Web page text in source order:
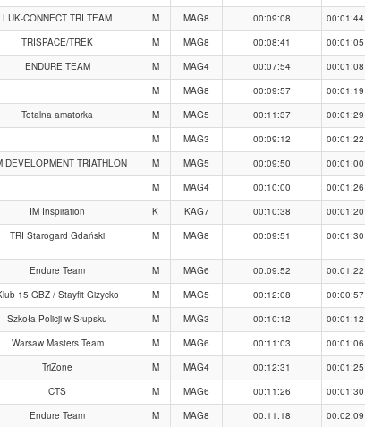
LUK-CONNECT TRI TEAM M MAG8 00:09:08 00:01:44
TRISPACE/TREK M MAG8 00:08:41 00:01:05
ENDURE TEAM M MAG4 00:07:54 00:01:08
M MAG8 00:09:57 00:01:19
Totalna amatorka M MAG5 00:11:37 00:01:29
M MAG3 00:09:12 00:01:22
DEVELOPMENT TRIATHLON M MAG5 00:09:50 00:01:00
M MAG4 00:10:00 00:01:26
IM Inspiration K KAG7 00:10:38 00:01:20
TRI Starogard Gdański M MAG8 00:09:51 00:01:30
Endure Team M MAG6 00:09:52 00:01:22
15 GBZ / Stayfit Giżycko M MAG5 00:12:08 00:00:57
Szkoła Policji w Słupsku M MAG3 00:10:12 00:01:12
Warsaw Masters Team M MAG6 00:11:03 00:01:06
TriZone M MAG4 00:12:31 00:01:25
CTS M MAG6 00:11:26 00:01:30
Endure Team M MAG8 00:11:18 00:02:09